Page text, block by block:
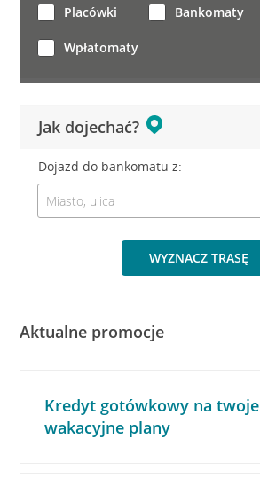
Jak dojechać?
Dojazd do bankomatu z:
WYZNACZ TRASĘ
Placówki Bankomaty
Wpłatomaty
Aktualne promocje
Kredyt gotówkowy na twoje
wakacyjne plany